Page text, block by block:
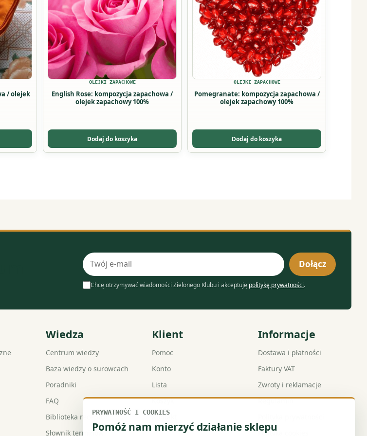
/ olejek
OLEJKI ZAPACHOWE
English Rose: kompozycja zapachowa /
olejek zapachowy 100%
Dodaj do koszyka
Opcje
można
wybrać
na
stronie
produktu
OLEJKI ZAPACHOWE
Pomegranate: kompozycja zapachowa /
olejek zapachowy 100%
Dodaj do koszyka
Opcje
można
wybrać
Adres
e-
mail
Dołącz
Chcę otrzymywać wiadomości Zielonego Klubu i akceptuję politykę prywatności.
Wiedza
Centrum wiedzy
Baza wiedzy o surowcach
Poradniki
FAQ
Biblioteka receptur
Słownik terminów
Klient
Pomoc
Konto
Lista
Koszyk
Kontakt
Informacje
Dostawa i płatności
Faktury VAT
Zwroty i reklamacje
Regulamin
Polityka cookies
PRYWATNOŚĆ I COOKIES
Pomóż nam mierzyć działanie sklepu